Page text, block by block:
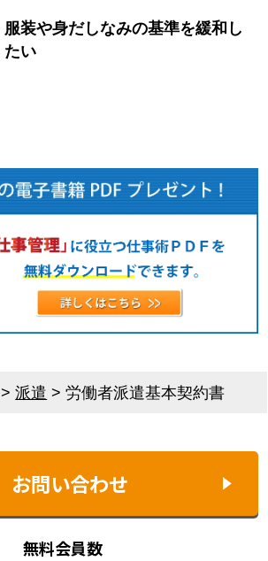
服装や身だしなみの基準を緩和し
たい
>派遣 >労働者派遣基本契約書
お問い合わせ
無料会員数